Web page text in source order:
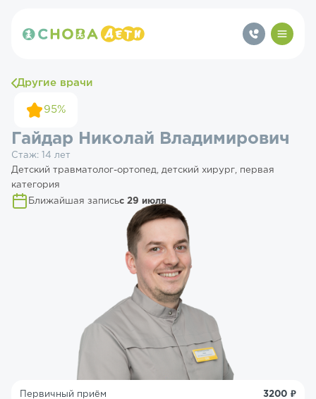
Другие врачи
95%
Гайдар Николай Владимирович
Стаж: 14 лет
Детский травматолог-ортопед, детский хирург, первая
категория
Ближайшая записьс 29 июля
Первичный приём 3200 ₽